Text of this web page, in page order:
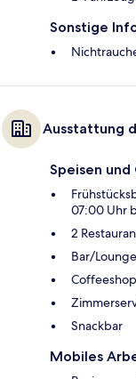
Sonstige
Ausstattung
Speisen und
07:00 Uhr
2
Bar/Lounge
Coffeeshop
Snackbar
Mobiles